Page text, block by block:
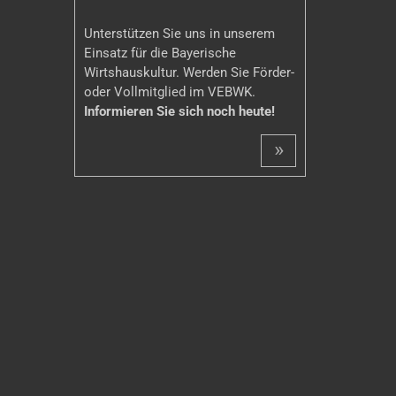
Unterstützen Sie uns in unserem
Einsatz für die Bayerische
Wirtshauskultur. Werden Sie Förder-
oder Vollmitglied im VEBWK.
Informieren Sie sich noch heute!
»